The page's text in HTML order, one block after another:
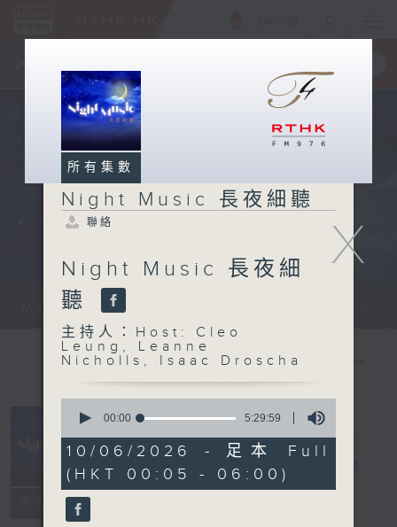
一手掌握 RTHK 電台、電視節目
Monday - Sunday 星期一至日 12am...
所有集數
Night Music
長夜細聽
X
所有集數
Night Music 長夜細聽
聯絡
Night Music 長夜細
聽
主持人：Host: Cleo
Leung, Leanne
Nicholls, Isaac Droscha
seconds
5
hours,
29
minutes,
59
seconds
00:00 5:29:59
10/06/2026 - 足本 Full
(HKT 00:05 - 06:00)